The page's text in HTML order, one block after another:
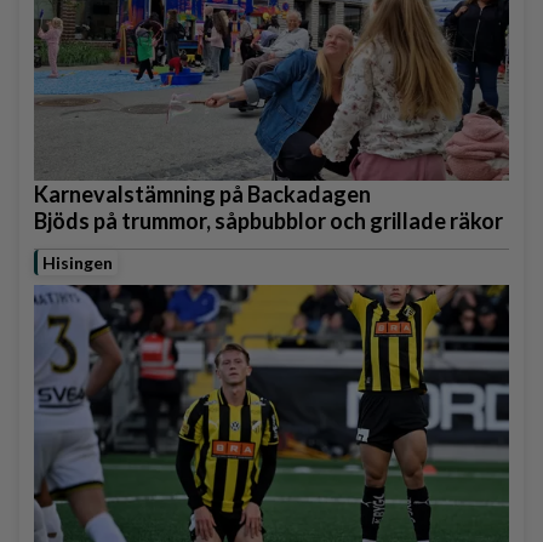
Karnevalstämning på Backadagen
Bjöds på trummor, såpbubblor och grillade räkor
Hisingen